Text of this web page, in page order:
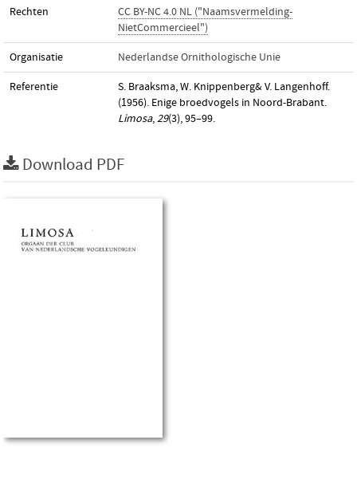
Rechten
CC BY-NC 4.0 NL ("Naamsvermelding-
NietCommercieel")
Organisatie Nederlandse Ornithologische Unie
Referentie
S. Braaksma, W. Knippenberg& V. Langenhoff.
(1956). Enige broedvogels in Noord-Brabant.
Limosa,29(3), 95–99.
Download PDF